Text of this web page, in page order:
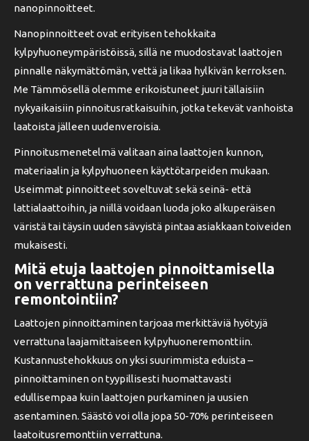
nanopinnoitteet.
Nanopinnoitteet ovat erityisen tehokkaita
kylpyhuoneympäristöissä, sillä ne muodostavat laattojen
pinnalle näkymättömän, vettä ja likaa hylkivän kerroksen.
Me Tämmösellä olemme erikoistuneet juuri tällaisiin
nykyaikaisiin pinnoitusratkaisuihin, jotka tekevät vanhoista
laatoista jälleen uudenveroisia.
Pinnoitusmenetelmä valitaan aina laattojen kunnon,
materiaalin ja kylpyhuoneen käyttötarpeiden mukaan.
Useimmat pinnoitteet soveltuvat sekä seinä- että
lattialaattoihin, ja niillä voidaan luoda joko alkuperäisen
väristä tai täysin uuden sävyistä pintaa asiakkaan toiveiden
mukaisesti.
Mitä etuja laattojen pinnoittamisella
on verrattuna perinteiseen
remontointiin?
Laattojen pinnoittaminen tarjoaa merkittäviä hyötyjä
verrattuna laajamittaiseen kylpyhuoneremonttiin.
Kustannustehokkuus on yksi suurimmista eduista –
pinnoittaminen on tyypillisesti huomattavasti
edullisempaa kuin laattojen purkaminen ja uusien
asentaminen. Säästö voi olla jopa 50-70% perinteiseen
laatoitusremonttiin verrattuna.